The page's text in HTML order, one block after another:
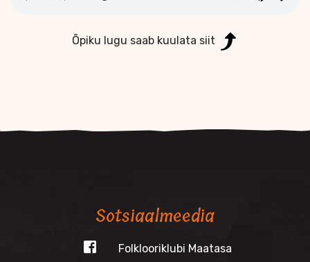
Õpiku lugu saab kuulata siit
Sotsiaalmeedia
Folklooriklubi Maatasa